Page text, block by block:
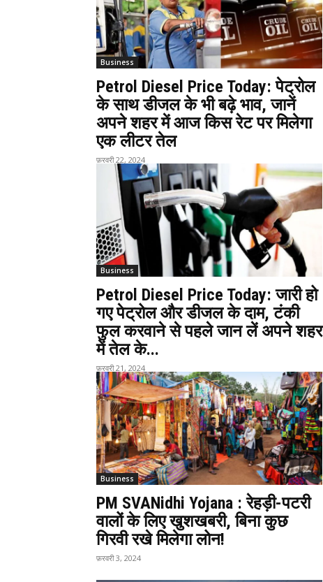
Business
Petrol Diesel Price Today: पेट्रोल
के साथ डीजल के भी बढ़े भाव, जानें
अपने शहर में आज किस रेट पर मिलेगा
एक लीटर तेल
फ़रवरी 22, 2024
Business
Petrol Diesel Price Today: जारी हो
गए पेट्रोल और डीजल के दाम, टंकी
फुल करवाने से पहले जान लें अपने शहर
में तेल के...
फ़रवरी 21, 2024
Business
PM SVANidhi Yojana : रेहड़ी-पटरी
वालों के लिए खुशखबरी, बिना कुछ
गिरवी रखे मिलेगा लोन!
फ़रवरी 3, 2024